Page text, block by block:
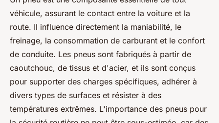
véhicule, assurant le contact entre la voiture et la
route. Il influence directement la maniabilité, le
freinage, la consommation de carburant et le confort
de conduite. Les pneus sont fabriqués à partir de
caoutchouc, de tissus et d'acier, et ils sont conçus
pour supporter des charges spécifiques, adhérer à
divers types de surfaces et résister à des
températures extrêmes. L'importance des pneus pour